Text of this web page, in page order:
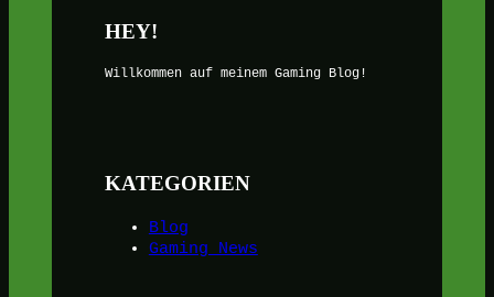
HEY!
Willkommen auf meinem Gaming Blog!
KATEGORIEN
Blog
Gaming News